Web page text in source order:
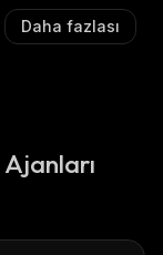
Daha fazlası